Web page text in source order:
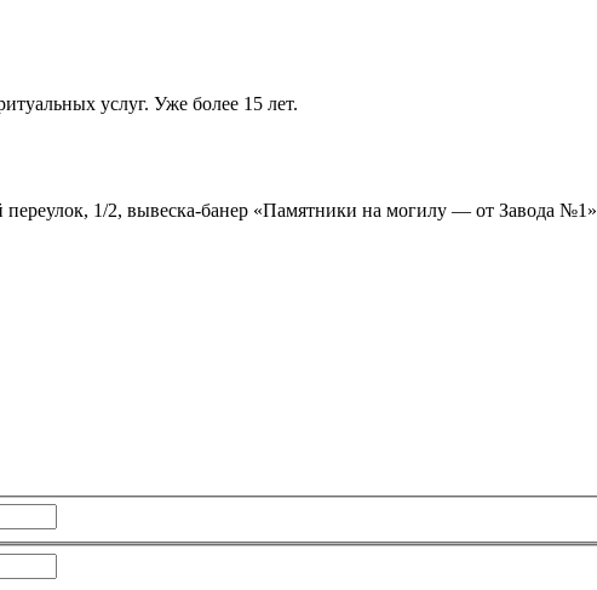
услуг. Уже более 15 лет.
1/2, вывеска-банер «Памятники на могилу — от Завода №1»